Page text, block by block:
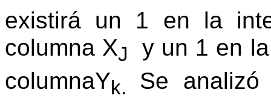
existirá un 1 en la
columna XJ
y un 1 en
columnaYk. Se